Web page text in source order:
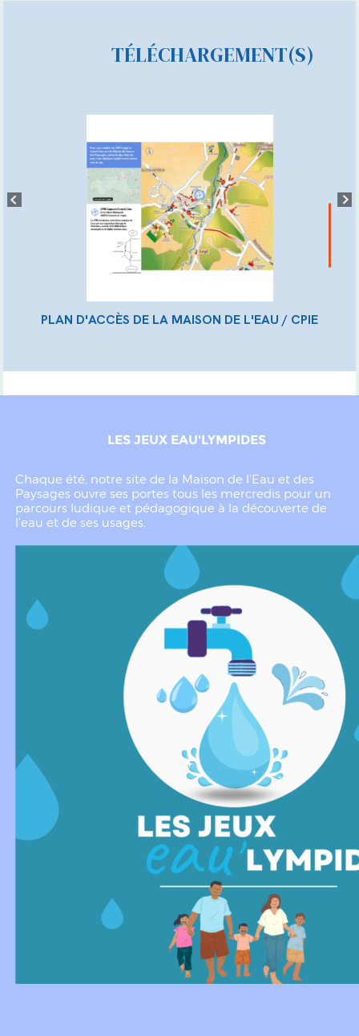
TÉLÉCHARGEMENT(S)
PLAN D'ACCÈS DE LA MAISON DE L'EAU / CPIE
LES JEUX EAU'LYMPIDES
Chaque été, notre site de la Maison de l’Eau et des
Paysages ouvre ses portes tous les mercredis pour un
parcours ludique et pédagogique à la découverte de
l’eau et de ses usages.